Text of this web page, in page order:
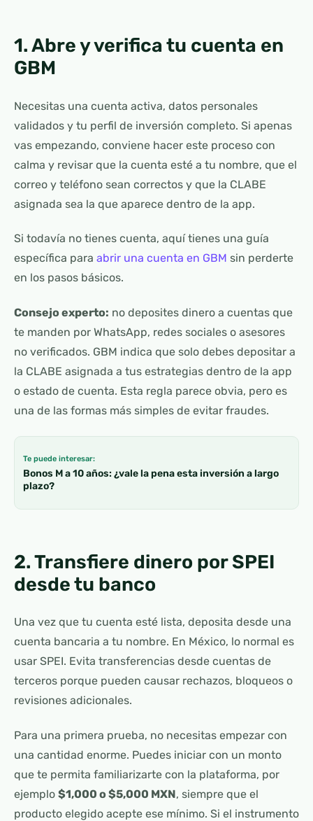
1. Abre y verifica tu cuenta en
GBM
Necesitas una cuenta activa, datos personales
validados y tu perfil de inversión completo. Si apenas
vas empezando, conviene hacer este proceso con
calma y revisar que la cuenta esté a tu nombre, que el
correo y teléfono sean correctos y que la CLABE
asignada sea la que aparece dentro de la app.
Si todavía no tienes cuenta, aquí tienes una guía
específica para abrir una cuenta en GBM sin perderte
en los pasos básicos.
Consejo experto: no deposites dinero a cuentas que
te manden por WhatsApp, redes sociales o asesores
no verificados. GBM indica que solo debes depositar a
la CLABE asignada a tus estrategias dentro de la app
o estado de cuenta. Esta regla parece obvia, pero es
una de las formas más simples de evitar fraudes.
Te puede interesar:
Bonos M a 10 años: ¿vale la pena esta inversión a largo
plazo?
2. Transfiere dinero por SPEI
desde tu banco
Una vez que tu cuenta esté lista, deposita desde una
cuenta bancaria a tu nombre. En México, lo normal es
usar SPEI. Evita transferencias desde cuentas de
terceros porque pueden causar rechazos, bloqueos o
revisiones adicionales.
Para una primera prueba, no necesitas empezar con
una cantidad enorme. Puedes iniciar con un monto
que te permita familiarizarte con la plataforma, por
ejemplo $1,000 o $5,000 MXN, siempre que el
producto elegido acepte ese mínimo. Si el instrumento